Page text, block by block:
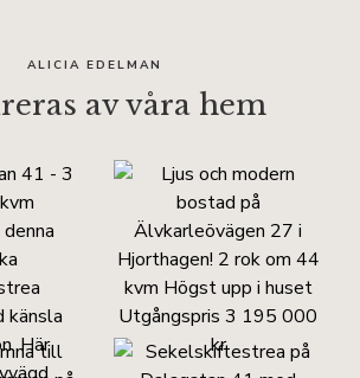
ALICIA EDELMAN
av våra hem